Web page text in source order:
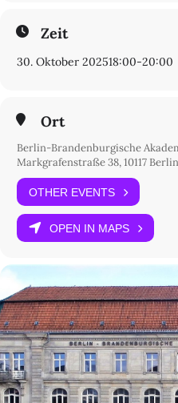
Zeit
30. Oktober 202518:00-20:00
Ort
Berlin-Brandenburgische
Markgrafenstraße 38, 10117 Berlin
OTHER EVENTS
OPEN IN MAPS